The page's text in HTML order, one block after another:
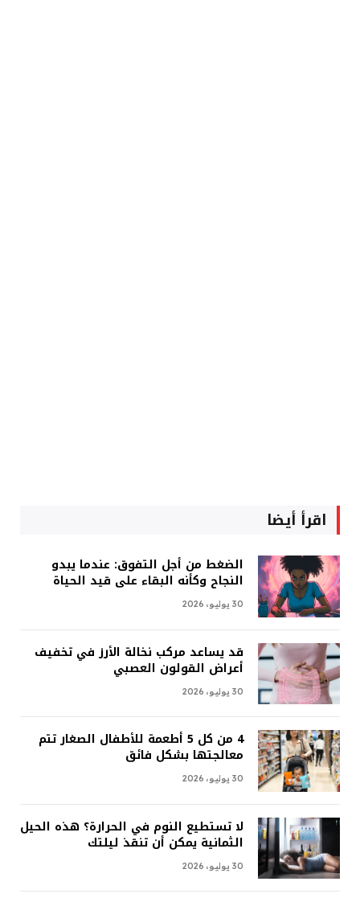
اقرأ أيضا
الضغط من أجل التفوق: عندما يبدو
النجاح وكأنه البقاء على قيد الحياة
30 يوليو، 2026
قد يساعد مركب نخالة الأرز في تخفيف
أعراض القولون العصبي
30 يوليو، 2026
4 من كل 5 أطعمة للأطفال الصغار تتم
معالجتها بشكل فائق
30 يوليو، 2026
لا تستطيع النوم في الحرارة؟ هذه الحيل
الثمانية يمكن أن تنقذ ليلتك
30 يوليو، 2026